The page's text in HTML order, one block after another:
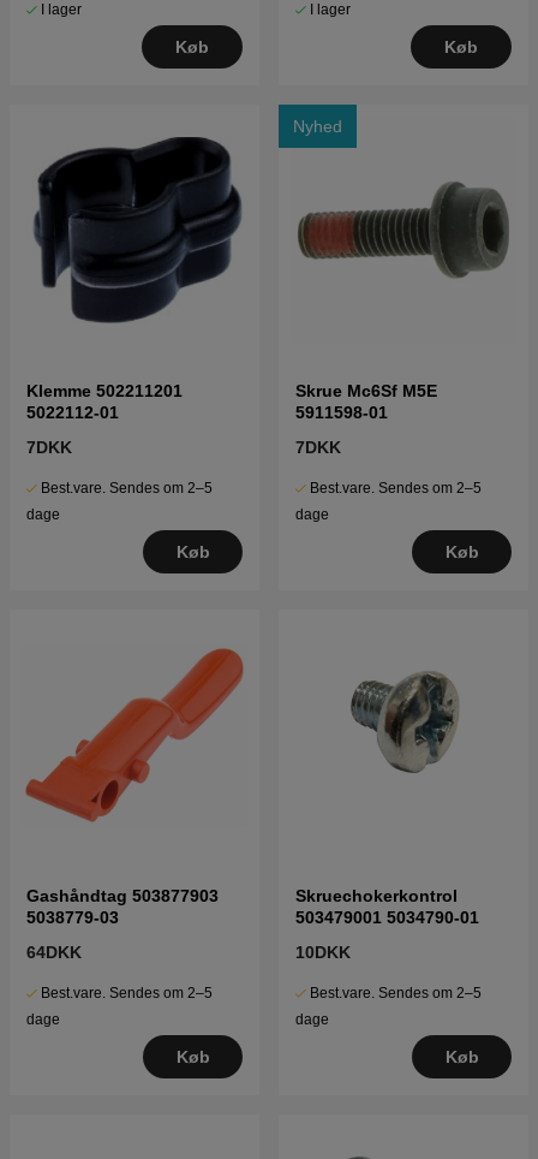
I lager
Køb
I lager
Køb
Klemme 502211201
5022112-01
7DKK
Best.vare. Sendes om 2–5
dage
Køb
Nyhed
Skrue Mc6Sf M5E
5911598-01
7DKK
Best.vare. Sendes om 2–5
dage
Køb
Gashåndtag 503877903
5038779-03
64DKK
Best.vare. Sendes om 2–5
dage
Køb
Skruechokerkontrol
503479001 5034790-01
10DKK
Best.vare. Sendes om 2–5
dage
Køb